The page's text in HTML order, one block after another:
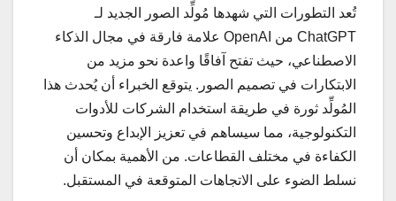
تُعد التطورات التي شهدها مُولِّد الصور الجديد لـ
ChatGPT من OpenAI علامة فارقة في مجال الذكاء
الاصطناعي، حيث تفتح آفاقًا واعدة نحو مزيد من
الابتكارات في تصميم الصور. يتوقع الخبراء أن يُحدث هذا
المُولِّد ثورة في طريقة استخدام الشركات للأدوات
التكنولوجية، مما سيساهم في تعزيز الإبداع وتحسين
الكفاءة في مختلف القطاعات. من الأهمية بمكان أن
نسلط الضوء على الاتجاهات المتوقعة في المستقبل.